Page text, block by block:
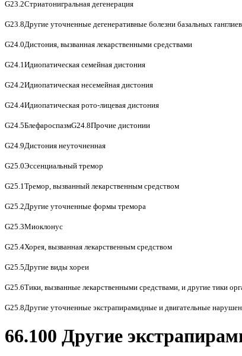
G23.2Стриатонигральная дегенерация
G23.8Другие уточненные дегенеративные болезни базальных ганглиев
G24.0Дистония, вызванная лекарственными средствами
G24.1Идиопатическая семейная дистония
G24.2Идиопатическая несемейная дистония
G24.4Идиопатическая рото-лицевая дистония
G24.5БлефароспазмG24.8Прочие дистонии
G24.9Дистония неуточненная
G25.0Эссенциальный тремор
G25.1Тремор, вызванный лекарственным средством
G25.2Другие уточненные формы тремора
G25.3Миоклонус
G25.4Хорея, вызванная лекарственным средством
G25.5Другие виды хореи
G25.6Тики, вызванные лекарственными средствами, и другие тики
G25.8Другие уточненные экстрапирамидные и двигательные
66.100 Другие